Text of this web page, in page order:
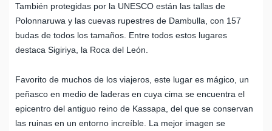
También protegidas por la UNESCO están las tallas de
Polonnaruwa y las cuevas rupestres de Dambulla, con 157
budas de todos los tamaños. Entre todos estos lugares
destaca Sigiriya, la Roca del León.
Favorito de muchos de los viajeros, este lugar es mágico, un
peñasco en medio de laderas en cuya cima se encuentra el
epicentro del antiguo reino de Kassapa, del que se conservan
las ruinas en un entorno increíble. La mejor imagen se